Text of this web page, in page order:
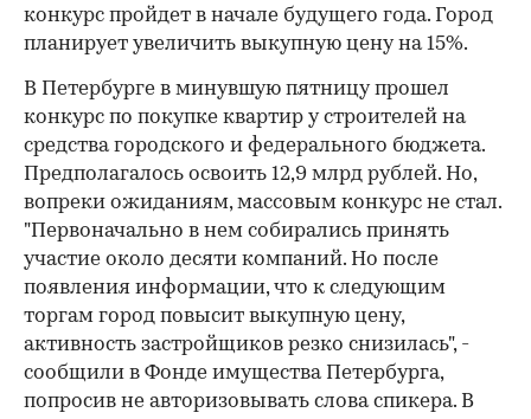
конкурс пройдет в начале будущего года. Город
планирует увеличить выкупную цену на 15%.
В Петербурге в минувшую пятницу прошел
конкурс по покупке квартир у строителей на
средства городского и федерального бюджета.
Предполагалось освоить 12,9 млрд рублей. Но,
вопреки ожиданиям, массовым конкурс не стал.
"Первоначально в нем собирались принять
участие около десяти компаний. Но после
появления информации, что к следующим
торгам город повысит выкупную цену,
активность застройщиков резко снизилась", -
сообщили в Фонде имущества Петербурга,
попросив не авторизовывать слова спикера. В